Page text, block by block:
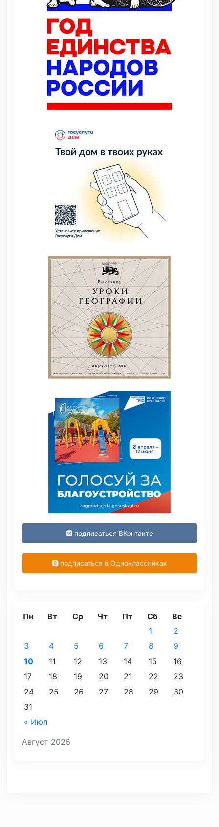
подписаться ВКонтакте
подписаться в Одноклассниках
Август 2026
Пн Вт Ср Чт Пт Сб Вс
« Июл
1
2
3
4 5 6 7 8
9
10
11 12 13 14 15
16
17
18 19 20 21 22
23
24
25 26 27 28 29
30
31